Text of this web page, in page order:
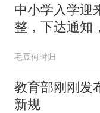
中小学入学迎
整，下达通知
毛豆何时归
教育部刚刚发
新规